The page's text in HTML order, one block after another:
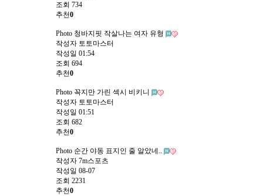
조회 734
추천0
Photo 청바지핏 작살나는 여자 유형
작성자 토토마스터
작성일 01:54
조회 694
추천0
Photo 꼭지만 가린 섹시 비키니
작성자 토토마스터
작성일 01:51
조회 682
추천0
Photo 순간 야동 표지인 줄 알았네..
작성자 7m스포츠
작성일 08-07
조회 2231
추천0